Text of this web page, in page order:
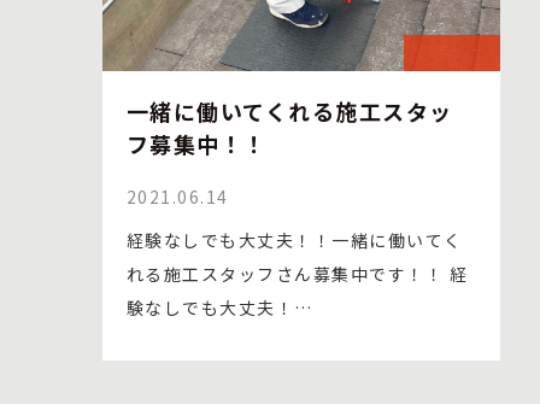
一緒に働いてくれる施工スタッ
フ募集中！！
2021.06.14
経験なしでも大丈夫！！一緒に働いてく
れる施工スタッフさん募集中です！！ 経
験なしでも大丈夫！…